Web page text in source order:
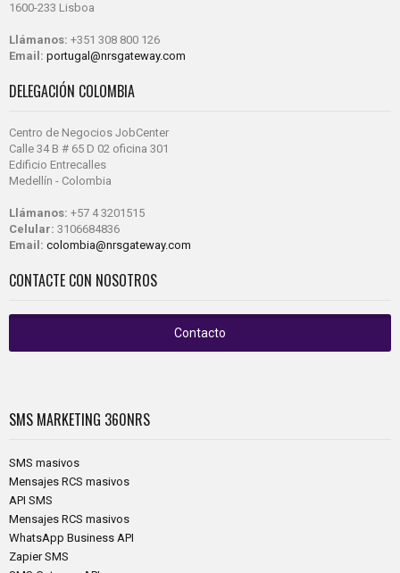
1600-233 Lisboa
Llámanos: +351 308 800 126
Email: portugal@nrsgateway.com
DELEGACIÓN COLOMBIA
Centro de Negocios JobCenter
Calle 34 B # 65 D 02 oficina 301
Edificio Entrecalles
Medellín - Colombia
Llámanos: +57 4 3201515
Celular: 3106684836
Email: colombia@nrsgateway.com
CONTACTE CON NOSOTROS
Contacto
SMS MARKETING 360NRS
SMS masivos
Mensajes RCS masivos
API SMS
Mensajes RCS masivos
WhatsApp Business API
Zapier SMS